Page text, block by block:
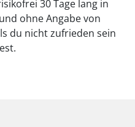
30 Tage lang in
ohne Angabe von
du nicht zufrieden sein